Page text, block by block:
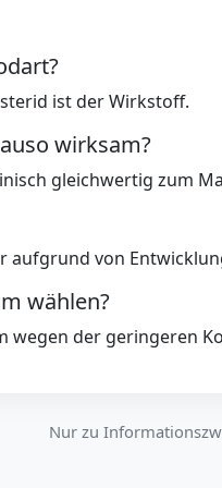
ist der Wirkstoff.
wirksam?
gleichwertig zum
von
wählen?
wegen der geringeren
Nur zu